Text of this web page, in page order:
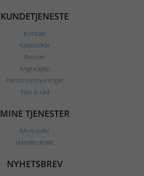
KUNDETJENESTE
Kontakt
Kjøpsvilkår
Returer
Angre kjøp
Personopplysninger
Tips & råd
MINE TJENESTER
Mine sider
Handle direkt
NYHETSBREV